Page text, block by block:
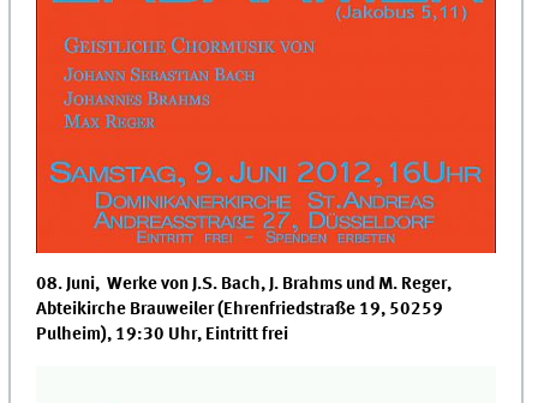
08. Juni, Werke von J.S. Bach, J. Brahms und M. Reger,
Abteikirche Brauweiler ( Ehrenfriedstraße 19, 50259
Pulheim), 19:30 Uhr, Eintritt frei